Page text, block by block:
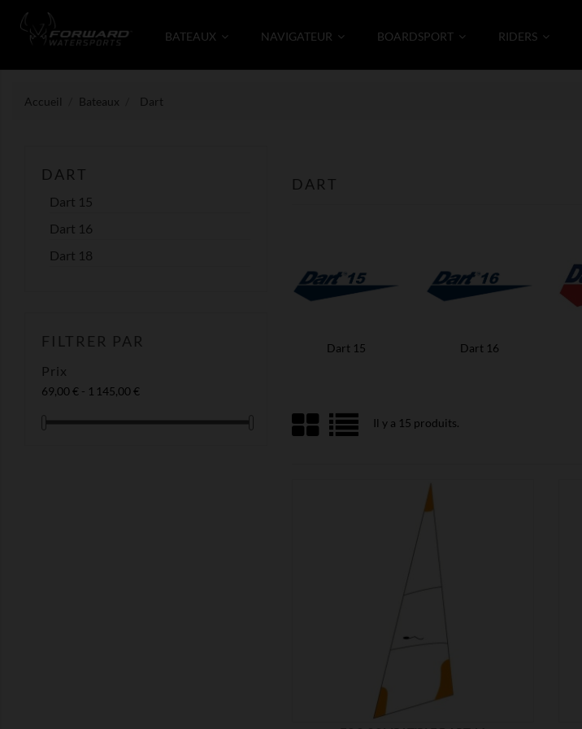
BATEAUX NAVIGATEUR BOARDSPORT RIDERS
Accueil Bateaux Dart
DART
Dart 15
Dart 16
Dart 18
FILTRER PAR
Prix
69,00 € - 1 145,00 €
DART
Dart 15 Dart 16
Il y a 15 produits.